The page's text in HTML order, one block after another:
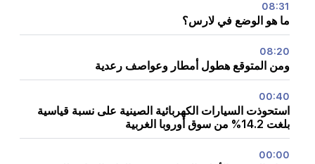
08:31
ما هو الوضع في لارس؟
08:20
ومن المتوقع هطول أمطار وعواصف رعدية
00:40
استحوذت السيارات الكهربائية الصينية على نسبة قياسية
بلغت 14.2% من سوق أوروبا الغربية
00:00